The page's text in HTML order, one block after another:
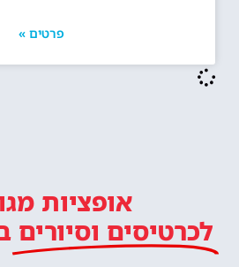
פרטים »
אופציות
לכרטיסים וסיורים